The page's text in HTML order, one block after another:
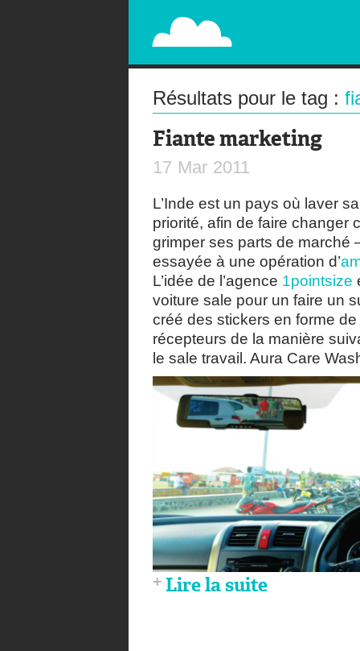
PAPERPLANE
STREET, AMBIENT, GUÉRILLA MARKETING
Résultats pour le tag :
Fiante marketing
17 Mar 2011
L’Inde est un pays où laver
priorité, afin de faire changer
grimper ses parts de marché
essayée à une opération d’
L’idée de l’agence 1pointsize
voiture sale pour un faire un
créé des stickers en forme
récepteurs de la manière
le sale travail. Aura Care
Lire la suite